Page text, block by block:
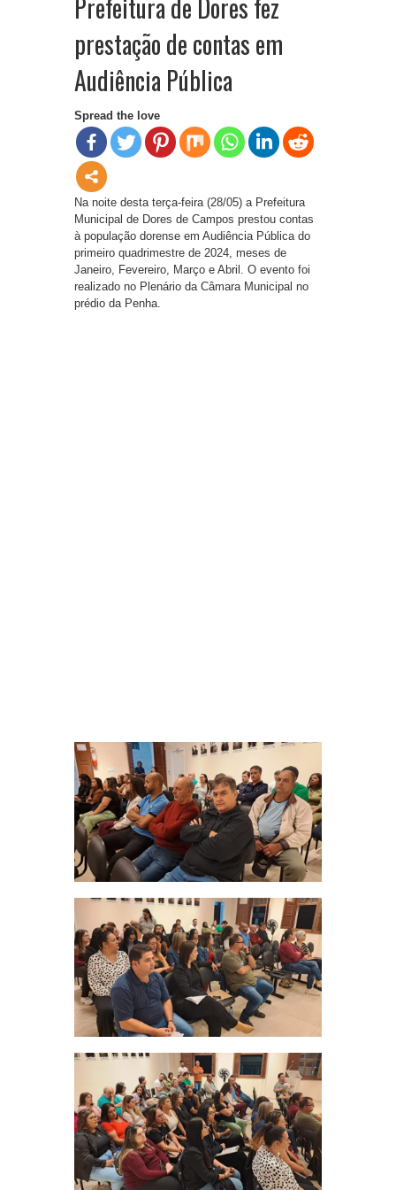
Prefeitura de Dores fez
prestação de contas em
Audiência Pública
Spread the love
Na noite desta terça-feira (28/05) a Prefeitura
Municipal de Dores de Campos prestou contas
à população dorense em Audiência Pública do
primeiro quadrimestre de 2024, meses de
Janeiro, Fevereiro, Março e Abril. O evento foi
realizado no Plenário da Câmara Municipal no
prédio da Penha.